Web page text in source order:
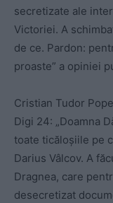
secretizate ale
Victoriei. A
de ce. Pardon:
proaste” a opiniei
Cristian Tudor
Digi 24: „Doamna
toate ticăloșiile pe
Darius Vâlcov. A
Dragnea, care
desecretizat